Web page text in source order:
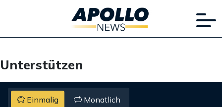
Unterstützen
Einmalig Monatlich